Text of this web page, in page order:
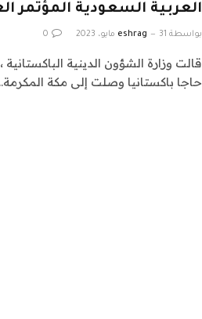
العربية السعودية المؤتمر
بواسطة eshrag 31 مايو، 2023 0
حاجا باكستانيا وصلت إلى مكة